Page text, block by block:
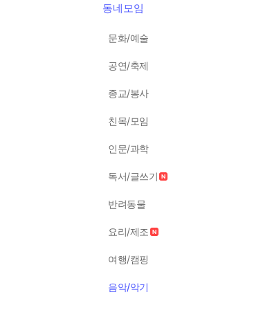
동네모임
문화/예술
공연/축제
종교/봉사
친목/모임
인문/과학
독서/글쓰기
반려동물
요리/제조
여행/캠핑
음악/악기